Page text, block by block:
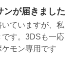
ンが届きました
ていますが、私
す。3DSも一応
モン専用です